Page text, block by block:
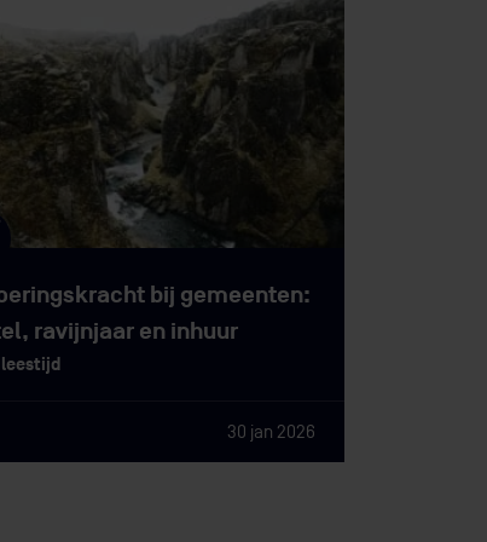
bij gemeenten:
ravijnjaar en inhuur
30 jan 2026